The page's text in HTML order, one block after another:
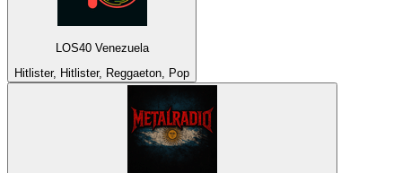
LOS40 Venezuela
Hitlister, Hitlister, Reggaeton, Pop